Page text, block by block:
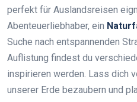
perfekt für Auslandsreisen
Abenteuerliebhaber, ein
Suche nach entspannenden
Auflistung findest du
inspirieren werden. Lass dich
unserer Erde bezaubern und